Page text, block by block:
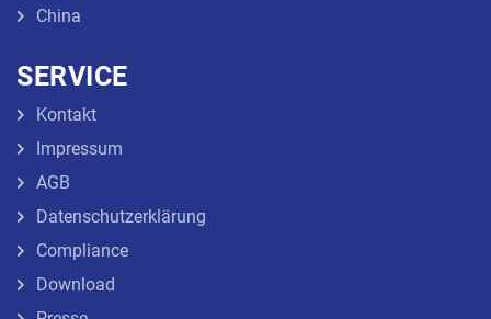
China
SERVICE
Kontakt
Impressum
AGB
Datenschutzerklärung
Compliance
Download